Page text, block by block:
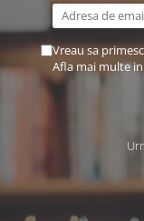
Vreau sa
Afla mai multe in